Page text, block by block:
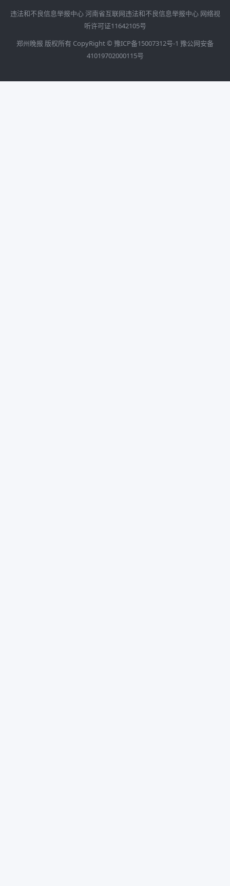
违法和不良信息举报中心河南省互联网违法和不良信息举报中心 网络视
听许可证11642105号
郑州晚报 版权所有 CopyRight © 豫ICP备15007312号-1 豫公网安备
41019702000115号